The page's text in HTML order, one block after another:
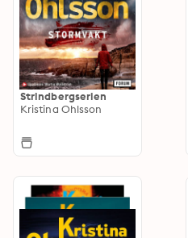
Strindbergserien
Kristina Ohlsson